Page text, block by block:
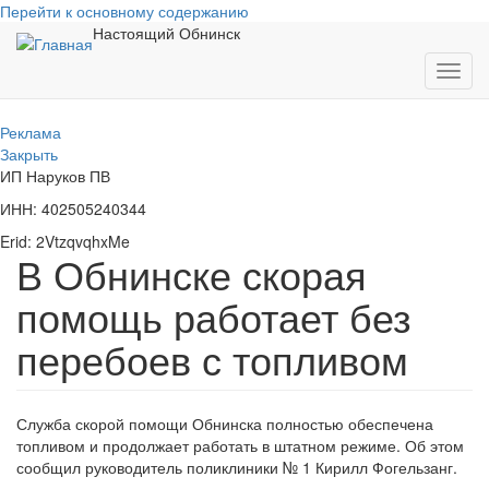
Перейти к основному содержанию
Настоящий Обнинск
Реклама
Закрыть
ИП Наруков ПВ
ИНН: 402505240344
Erid: 2VtzqvqhxMe
В Обнинске скорая
помощь работает без
перебоев с топливом
Служба скорой помощи Обнинска полностью обеспечена
топливом и продолжает работать в штатном режиме. Об этом
сообщил руководитель поликлиники № 1 Кирилл Фогельзанг.